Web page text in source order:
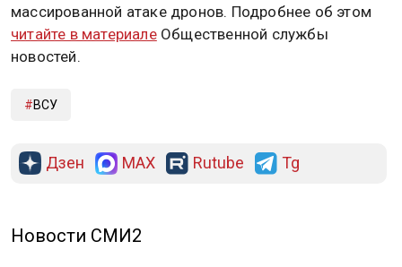
массированной атаке дронов. Подробнее об этом
читайте в материалеОбщественной службы
новостей.
ВСУ
Дзен MAX Rutube Tg
Новости СМИ2